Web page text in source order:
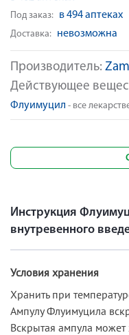
Производитель:
Действующее
Флуимуцил - все
Под заказ: в 494 аптеках
Доставка: невозможна
Инструкция
внутревенного
Условия хранения
Хранить при
Ампулу Флуимуцила
Вскрытая ампула